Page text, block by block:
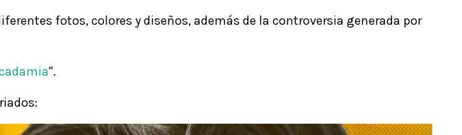
fotos, colores y diseños, además de la controversia generada por
".